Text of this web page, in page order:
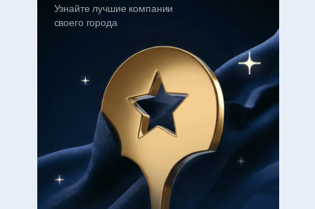
Узнайте лучшие компании
своего города